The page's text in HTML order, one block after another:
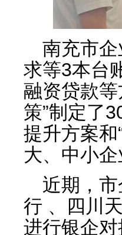
南充市
求等3本台
融资贷款
策”制定了
提升方案
大、中小
近期，
行 、四川
进行银企